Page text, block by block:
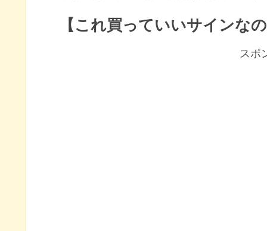
【これ買っていいサインな
スポ